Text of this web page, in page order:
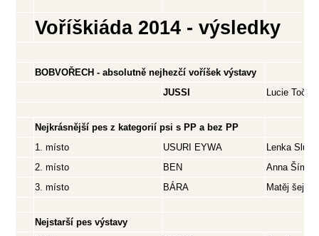
Voříškiáda 2014 - výsledky
BOBVOŘECH - absolutně nejhezčí voříšek výstavy
JUSSI
Lucie
Nejkrásnější pes z kategorií psi s PP a bez PP
1. místo
USURI EYWA
Lenka
2. místo
BEN
Anna
3. místo
BÁRA Matěj
Nejstarší pes výstavy